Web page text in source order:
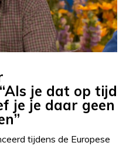
je dat op tijd
je je daar geen
tijdens de Europese